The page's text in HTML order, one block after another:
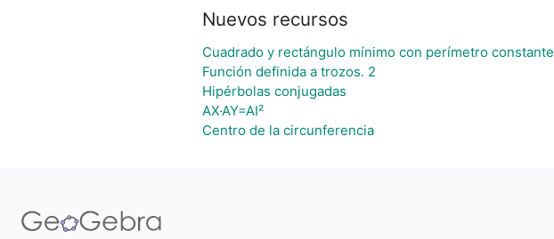
Nuevos recursos
Cuadrado y rectángulo mínimo con perímetro constante
Función definida a trozos. 2
Hipérbolas conjugadas
AX·AY=AI²
Centro de la circunferencia